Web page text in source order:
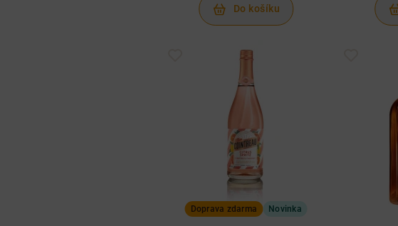
Do košíku
Doprava zdarma Novinka